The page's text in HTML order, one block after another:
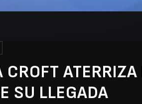
CROFT
SU LLEGADA